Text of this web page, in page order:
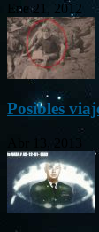
Ene 21, 2012
Posibles